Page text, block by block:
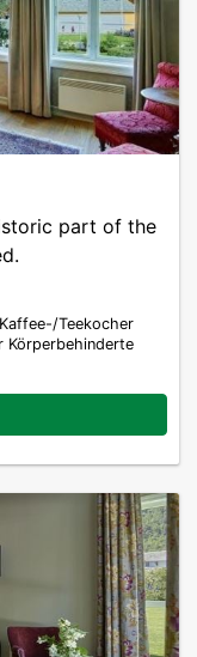
part of the
Kaffee-/Teekocher
Körperbehinderte